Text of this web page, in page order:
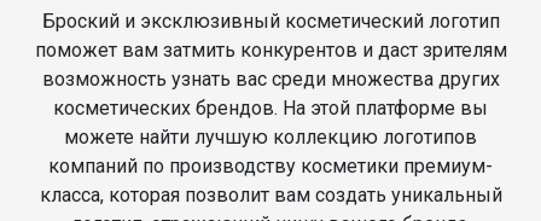
Броский и эксклюзивный косметический логотип
поможет вам затмить конкурентов и даст зрителям
возможность узнать вас среди множества других
косметических брендов. На этой платформе вы
можете найти лучшую коллекцию логотипов
компаний по производству косметики премиум-
класса, которая позволит вам создать уникальный